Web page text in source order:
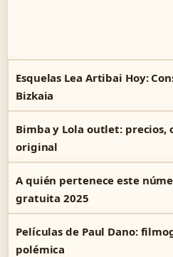
Esquelas Lea Artibai Hoy:
Bizkaia
Bimba y Lola outlet: precios,
original
A quién pertenece este
gratuita 2025
Películas de Paul Dano:
polémica